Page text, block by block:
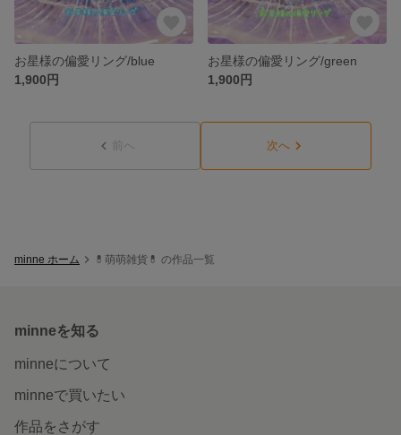
お星様の偏愛リング/blue
1,900円
お星様の偏愛リング/green
1,900円
前へ 次へ
minne ホーム 💊萌萌雑貨💊 の作品一覧
minneを知る
minneについて
minneで買いたい
作品をさがす